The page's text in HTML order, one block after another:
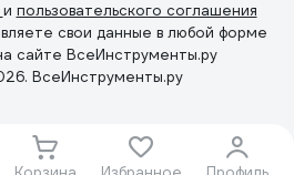
и пользовательского соглашения
свои данные в любой форме
сайте ВсеИнструменты.ру
ВсеИнструменты.ру